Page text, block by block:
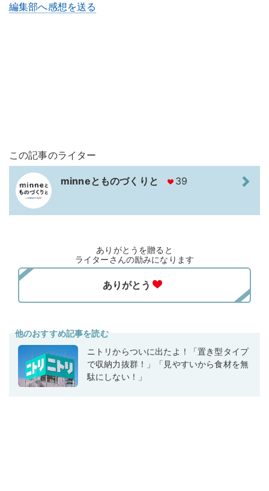
編集部へ感想を送る
この記事のライター
minneとものづくりと 39
ありがとうを贈ると
ライターさんの励みになります
他のおすすめ記事を読む
ニトリからついに出たよ！「置き型タイプ
で収納力抜群！」「見やすいから食材を無
駄にしない！」